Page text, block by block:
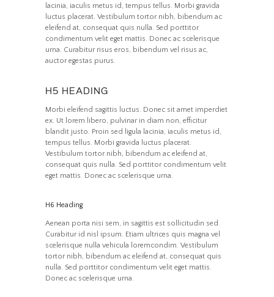
lacinia, iaculis metus id, tempus tellus. Morbi gravida
luctus placerat. Vestibulum tortor nibh, bibendum ac
eleifend at, consequat quis nulla. Sed porttitor
condimentum velit eget mattis. Donec ac scelerisque
urna. Curabitur risus eros, bibendum vel risus ac,
auctor egestas purus.
H5 HEADING
Morbi eleifend sagittis luctus. Donec sit amet imperdiet
ex. Ut lorem libero, pulvinar in diam non, efficitur
blandit justo. Proin sed ligula lacinia, iaculis metus id,
tempus tellus. Morbi gravida luctus placerat.
Vestibulum tortor nibh, bibendum ac eleifend at,
consequat quis nulla. Sed porttitor condimentum velit
eget mattis. Donec ac scelerisque urna.
H6 Heading
Aenean porta nisi sem, in sagittis est sollicitudin sed.
Curabitur id nisl ipsum. Etiam ultrices quis magna vel
scelerisque nulla vehicula loremcondim. Vestibulum
tortor nibh, bibendum ac eleifend at, consequat quis
nulla. Sed porttitor condimentum velit eget mattis.
Donec ac scelerisque urna.